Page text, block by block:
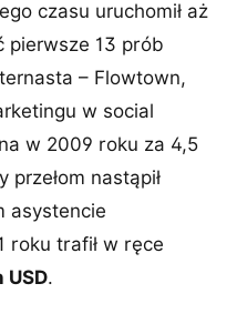
czasu uruchomił aż
pierwsze 13 prób
– Flowtown,
w social
w 2009 roku za 4,5
nastąpił
asystencie
roku trafił w ręce
USD.